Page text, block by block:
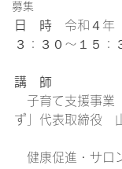
募集
日　時 令和４年
３：３０～１５：
講　師
子育て支援事業
ず」代表取締役　
健康促進・サロ